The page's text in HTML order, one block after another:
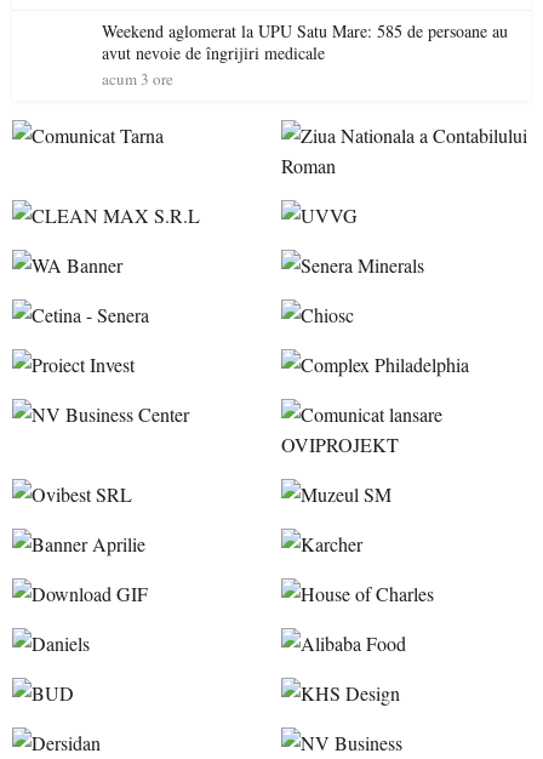
Weekend aglomerat la UPU Satu Mare: 585 de persoane au
avut nevoie de îngrijiri medicale
acum 3 ore